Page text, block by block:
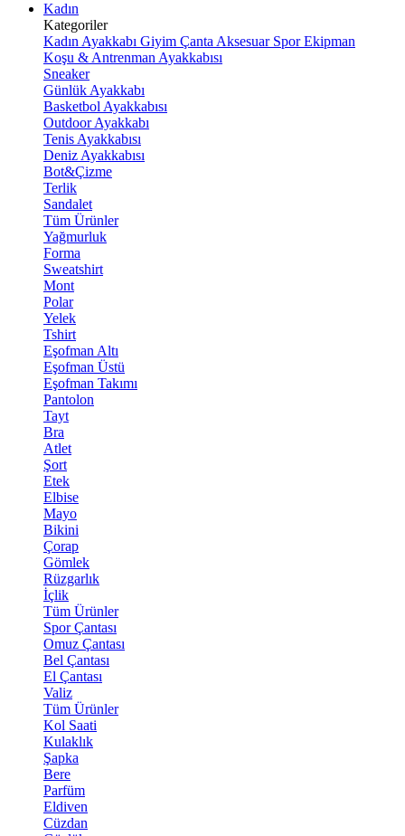
Kadın
Kategoriler
Kadın Ayakkabı Giyim Çanta Aksesuar Spor Ekipman
Koşu & Antrenman Ayakkabısı
Sneaker
Günlük Ayakkabı
Basketbol Ayakkabısı
Outdoor Ayakkabı
Tenis Ayakkabısı
Deniz Ayakkabısı
Bot&Çizme
Terlik
Sandalet
Tüm Ürünler
Yağmurluk
Forma
Sweatshirt
Mont
Polar
Yelek
Tshirt
Eşofman Altı
Eşofman Üstü
Eşofman Takımı
Pantolon
Tayt
Bra
Atlet
Şort
Etek
Elbise
Mayo
Bikini
Çorap
Gömlek
Rüzgarlık
İçlik
Tüm Ürünler
Spor Çantası
Omuz Çantası
Bel Çantası
El Çantası
Valiz
Tüm Ürünler
Kol Saati
Kulaklık
Şapka
Bere
Parfüm
Eldiven
Cüzdan